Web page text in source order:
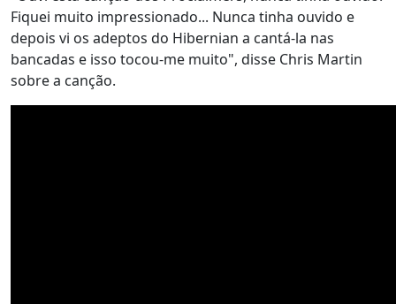
Fiquei muito impressionado... Nunca tinha ouvido e
depois vi os adeptos do Hibernian a cantá-la nas
bancadas e isso tocou-me muito", disse Chris Martin
sobre a canção.